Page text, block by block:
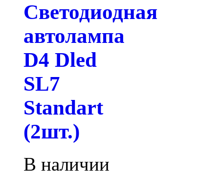
Светодиодная
автолампа
D4 Dled
SL7
Standart
(2шт.)
В наличии